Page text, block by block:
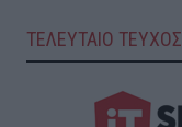
ΤΕΛΕΥΤΑΙΟ ΤΕΥΧΟΣ